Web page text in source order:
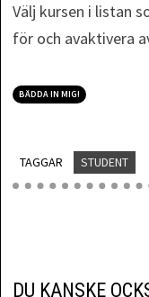
Välj kursen i listan
för och avaktivera
BÄDDA IN MIG!
TAGGAR STUDENT
DU KANSKE